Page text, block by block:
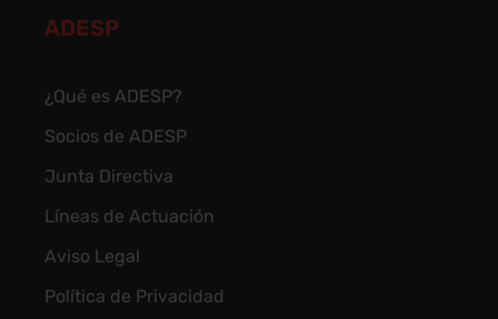
ADESP
¿Qué es ADESP?
Socios de ADESP
Junta Directiva
Líneas de Actuación
Aviso Legal
Política de Privacidad